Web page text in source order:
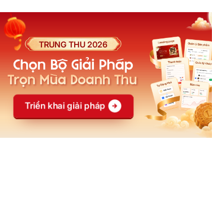
Cửa hàng giao diện mẫu
Khoá học
Blog
Casestudy
Câu hỏi thường gặp
Ebook
Affiliate
Đại lý
Creator